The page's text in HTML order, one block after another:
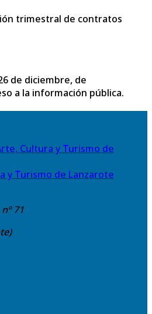
trimestral de contratos
de diciembre, de
a la información pública.
y Turismo de Lanzarote
71